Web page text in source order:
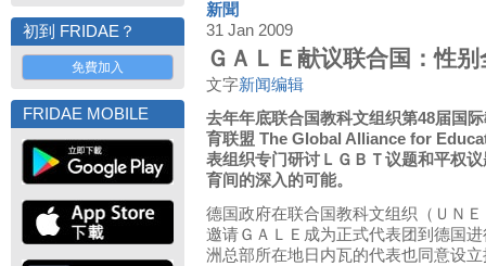
初到 FRIDAE？
免費加入
FRIDAE MOBILE
新聞
31 Jan 2009
ＧＡＬＥ献议联合国：性
文字新闻编辑
去年年底联合国教科文组织第48届国
育联盟 The Global Alliance for
表组织专门研讨ＬＧＢＴ议题和平权
育间的深入的可能。
德国政府在联合国教科文组织（ＵＮ
邀请ＧＡＬＥ成为正式代表团到德国
洲总部所在地日内瓦的代表也同意设